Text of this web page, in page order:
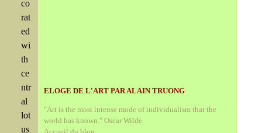
co
rat
ed
wi
th
ce
ntr
al
lot
us
ELOGE DE L'ART PAR ALAIN TRUONG
"Art is the most intense mode of individualism that the
world has known." Oscar Wilde